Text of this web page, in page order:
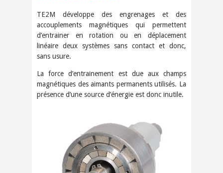
TE2M développe des engrenages et des
accouplements magnétiques qui permettent
d’entrainer en rotation ou en déplacement
linéaire deux systèmes sans contact et donc,
sans usure.
La force d’entrainement est due aux champs
magnétiques des aimants permanents utilisés. La
présence d’une source d’énergie est donc inutile.